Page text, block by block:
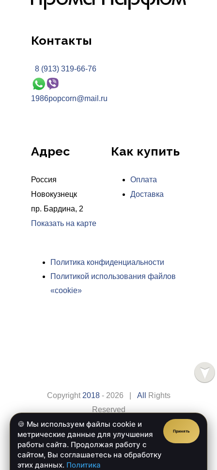
🍪 Мы используем файлы cookie и
метрические данные для улучшения
работы сайта. Продолжая работу с
сайтом, Вы соглашаетесь на обработку
этих данных. Политика
Принять
Контакты
8 (913) 319-66-76
1986popcorn@mail.ru
Адрес
Россия
Новокузнецк
пр. Бардина, 2
Показать на карте
Как купить
Оплата
Доставка
Политика конфиденциальности
Политикой использования файлов
«cookie»
Copyright2018- 2026 | All
Rights
Reserved
Сайт разработан компанией Веб-сайт.рус
Главная
Оплата
Доставка
Обратная Связь